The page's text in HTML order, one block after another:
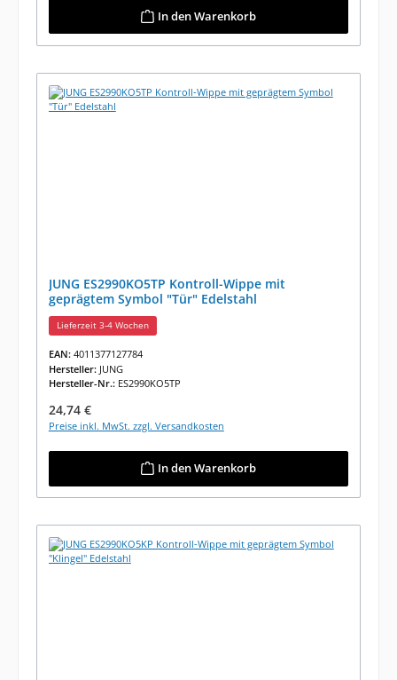
In den Warenkorb
JUNG ES2990KO5TP Kontroll-Wippe mit
geprägtem Symbol "Tür" Edelstahl
Lieferzeit 3-4 Wochen
EAN: 4011377127784
Hersteller: JUNG
Hersteller-Nr.: ES2990KO5TP
Regulärer Preis:
24,74 €
Preise inkl. MwSt. zzgl. Versandkosten
In den Warenkorb